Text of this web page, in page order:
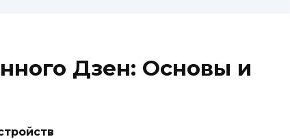
Дзен: Основы и